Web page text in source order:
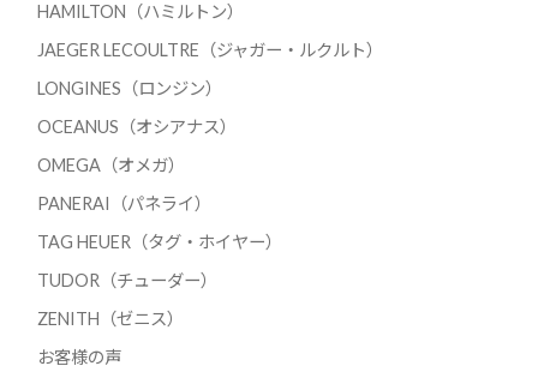
HAMILTON（ハミルトン）
JAEGER LECOULTRE（ジャガー・ルクルト）
LONGINES（ロンジン）
OCEANUS（オシアナス）
OMEGA（オメガ）
PANERAI（パネライ）
TAG HEUER（タグ・ホイヤー）
TUDOR（チューダー）
ZENITH（ゼニス）
お客様の声